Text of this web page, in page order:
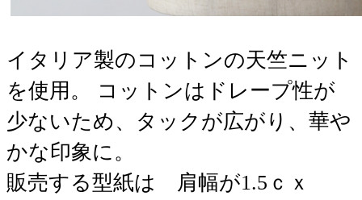
イタリア製のコットンの天竺ニット
を使用。 コットンはドレープ性が
少ないため、タックが広がり、華や
かな印象に。
販売する型紙は 肩幅が1.5ｃｘ